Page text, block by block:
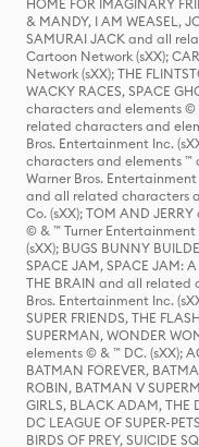
HOME FOR IMAGINARY
& MANDY, I AM WEASEL,
SAMURAI JACK and all
Cartoon Network (sXX);
Network (sXX); THE
WACKY RACES, SPACE
characters and elements ©
related characters and
Bros. Entertainment Inc.
characters and elements ™
Warner Bros. Entertainment
and all related characters
Co. (sXX); TOM AND
© & ™ Turner
(sXX); BUGS BUNNY
SPACE JAM, SPACE JAM:
THE BRAIN and all related
Bros. Entertainment Inc.
SUPER FRIENDS, THE
SUPERMAN, WONDER
elements © & ™ DC. (sXX);
BATMAN FOREVER,
ROBIN, BATMAN V
GIRLS, BLACK ADAM, THE
DC LEAGUE OF SUPER-
BIRDS OF PREY, SUICIDE